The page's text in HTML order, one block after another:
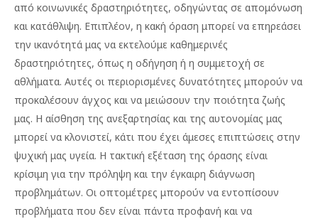
από κοινωνικές δραστηριότητες, οδηγώντας σε απομόνωση
και κατάθλιψη. Επιπλέον, η κακή όραση μπορεί να επηρεάσει
την ικανότητά μας να εκτελούμε καθημερινές
δραστηριότητες, όπως η οδήγηση ή η συμμετοχή σε
αθλήματα. Αυτές οι περιορισμένες δυνατότητες μπορούν να
προκαλέσουν άγχος και να μειώσουν την ποιότητα ζωής
μας. Η αίσθηση της ανεξαρτησίας και της αυτονομίας μας
μπορεί να κλονιστεί, κάτι που έχει άμεσες επιπτώσεις στην
ψυχική μας υγεία. Η τακτική εξέταση της όρασης είναι
κρίσιμη για την πρόληψη και την έγκαιρη διάγνωση
προβλημάτων. Οι οπτομέτρες μπορούν να εντοπίσουν
προβλήματα που δεν είναι πάντα προφανή και να